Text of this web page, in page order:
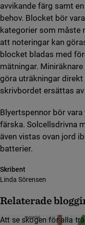
avvikande färg samt
behov. Blocket bör
kategorier som måste
att noteringar kan
blocket bladas med
mätningar.
göra uträkningar direkt
skrivbordet ersättas
Blyertspennor bör
färska. Solcellsdrivna
även vistas ovan jord
batterier.
Skribent
Linda Sörensen
Relaterade
Att se skogen för alla